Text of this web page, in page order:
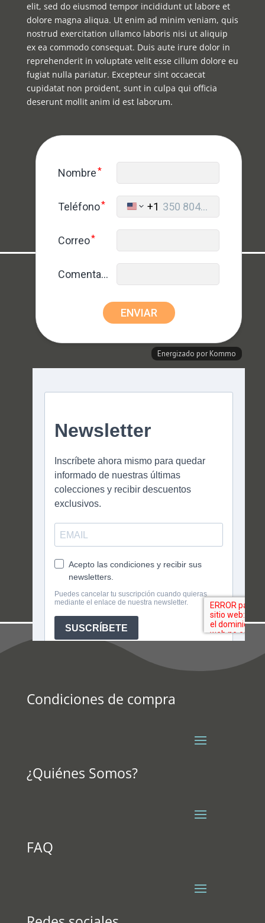
elit, sed do eiusmod tempor incididunt ut labore et
dolore magna aliqua. Ut enim ad minim veniam, quis
nostrud exercitation ullamco laboris nisi ut aliquip
ex ea commodo consequat. Duis aute irure dolor in
reprehenderit in voluptate velit esse cillum dolore eu
fugiat nulla pariatur. Excepteur sint occaecat
cupidatat non proident, sunt in culpa qui officia
deserunt mollit anim id est laborum.
Condiciones de compra
¿Quiénes Somos?
FAQ